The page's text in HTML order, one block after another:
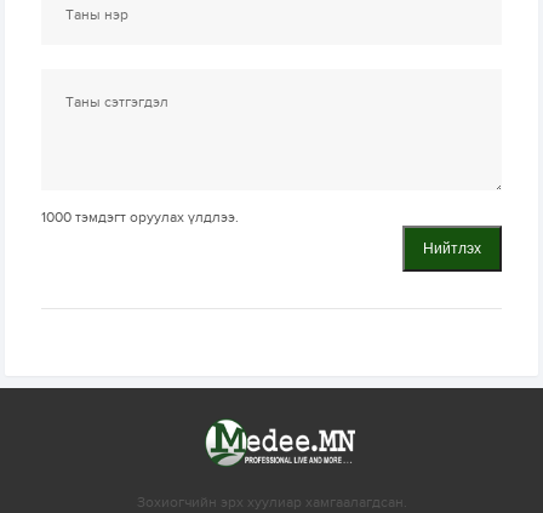
1000 тэмдэгт оруулах үлдлээ.
Нийтлэх
Зохиогчийн эрх хуулиар хамгаалагдсан.